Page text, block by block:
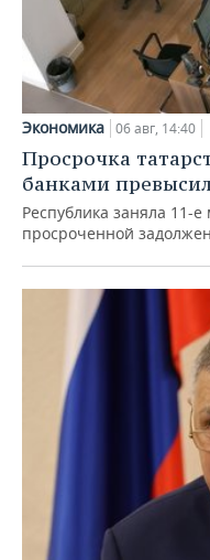
Экономика 06 авг, 14:40
Просрочка
банками
Республика заняла 11-
просроченной